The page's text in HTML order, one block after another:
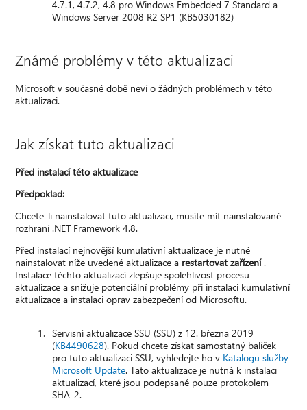
4.7.1, 4.7.2, 4.8 pro Windows Embedded 7 Standard a
Windows Server 2008 R2 SP1 (KB5030182)
Známé problémy v této aktualizaci
Microsoft v současné době neví o žádných problémech v této
aktualizaci.
Jak získat tuto aktualizaci
Před instalací této aktualizace
Předpoklad:
Chcete-li nainstalovat tuto aktualizaci, musíte mít nainstalované
rozhraní .NET Framework 4.8.
Před instalací nejnovější kumulativní aktualizace je nutné
nainstalovat níže uvedené aktualizace a restartovat zařízení.
Instalace těchto aktualizací zlepšuje spolehlivost procesu
aktualizace a snižuje potenciální problémy při instalaci kumulativní
aktualizace a instalaci oprav zabezpečení od Microsoftu.
Servisní aktualizace SSU (SSU) z 12. března 2019
(KB4490628). Pokud chcete získat samostatný balíček
pro tuto aktualizaci SSU, vyhledejte ho v Katalogu služby
Microsoft Update. Tato aktualizace je nutná k instalaci
aktualizací, které jsou podepsané pouze protokolem
SHA-2.